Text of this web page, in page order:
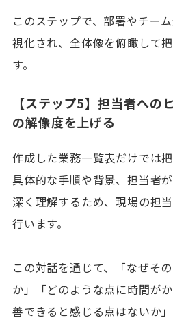
このステップで、部署やチー
視化され、全体像を俯瞰して
す。
【ステップ5】担当者への
の解像度を上げる
作成した業務一覧表だけでは
具体的な手順や背景、担当者
深く理解するため、現場の担
行います。
この対話を通じて、「なぜそ
か」「どのような点に時間が
善できると感じる点はないか